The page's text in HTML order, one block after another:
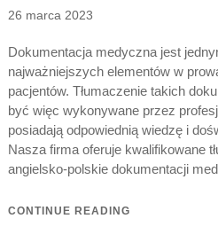
Posted
26 marca 2023
Dokumentacja medyczna jest
najważniejszych elementów w
pacjentów. Tłumaczenie takich
być więc wykonywane przez
posiadają odpowiednią wiedzę i
Nasza firma oferuje kwalifikowane
angielsko-polskie dokumentacji
CONTINUE READING